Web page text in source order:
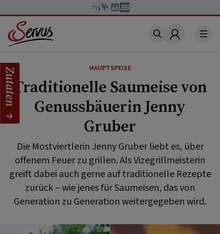
Account
HAUPTSPEISE
Traditionelle Saumeise von
Genussbäuerin Jenny
Gruber
Die Mostviertlerin Jenny Gruber liebt es, über
offenem Feuer zu grillen. Als Vizegrillmeisterin
greift dabei auch gerne auf traditionelle Rezepte
zurück – wie jenes für Saumeisen, das von
Generation zu Generation weitergegeben wird.
Zutaten